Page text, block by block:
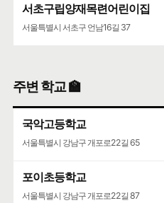
서초구립양재목련어린이집
서울특별시 서초구 언남16길 37
주변 학교 🏫
국악고등학교
서울특별시 강남구 개포로22길 65
포이초등학교
서울특별시 강남구 개포로22길 87